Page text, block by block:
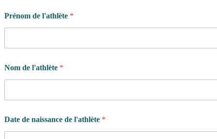
Prénom de l'athlète *
r
é
o
s
e
Nom de l'athlète *
Date de naissance de l'athlète *